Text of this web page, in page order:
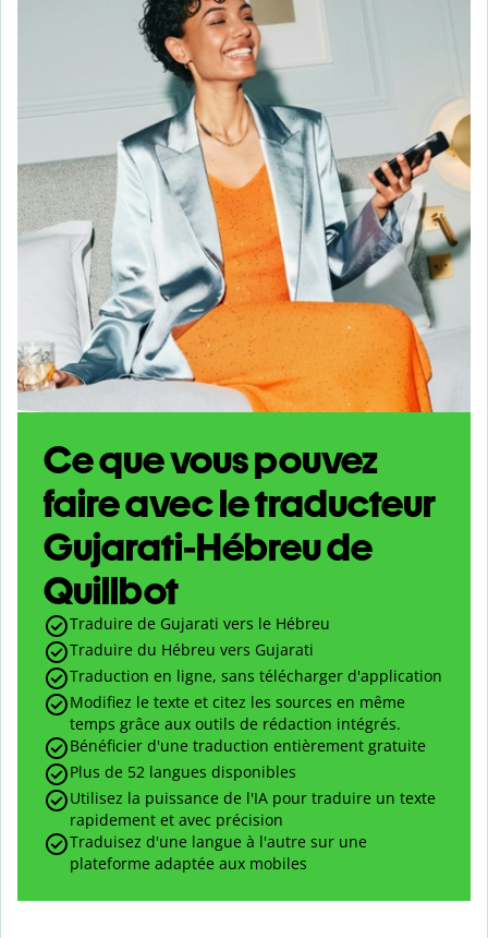
Ce que vous pouvez
faire avec le traducteur
Gujarati-Hébreu de
Quillbot
Traduire de Gujarati vers le Hébreu
Traduire du Hébreu vers Gujarati
Traduction en ligne, sans télécharger d'application
Modifiez le texte et citez les sources en même
temps grâce aux outils de rédaction intégrés.
Bénéficier d'une traduction entièrement gratuite
Plus de 52 langues disponibles
Utilisez la puissance de l'IA pour traduire un texte
rapidement et avec précision
Traduisez d'une langue à l'autre sur une
plateforme adaptée aux mobiles